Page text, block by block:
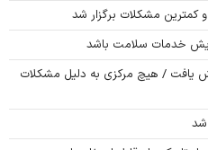
خدمات سلامت باشد
۷۰ درصد افزایش یافت / هیچ مرکزی به دلیل مشکلات
شد